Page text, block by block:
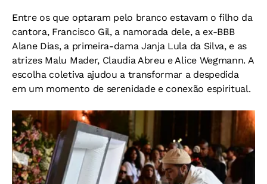
Entre os que optaram pelo branco estavam o filho da
cantora, Francisco Gil, a namorada dele, a ex-BBB
Alane Dias, a primeira-dama Janja Lula da Silva, e as
atrizes Malu Mader, Claudia Abreu e Alice Wegmann. A
escolha coletiva ajudou a transformar a despedida
em um momento de serenidade e conexão espiritual.